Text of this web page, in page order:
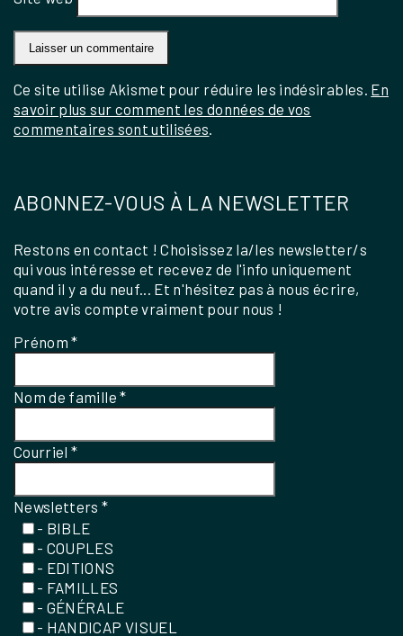
Ce site utilise Akismet pour réduire les indésirables. En
savoir plus sur comment les données de vos
commentaires sont utilisées
ABONNEZ-VOUS À LA NEWSLETTER
Restons en contact ! Choisissez la/les newsletter/s
qui vous intéresse et recevez de l'info uniquement
quand il y a du neuf... Et n'hésitez pas à nous écrire,
votre avis compte vraiment pour nous !
Prénom*
Nom de famille*
Courriel*
Newsletters*
- BIBLE
- COUPLES
- EDITIONS
- FAMILLES
- GÉNÉRALE
- HANDICAP VISUEL